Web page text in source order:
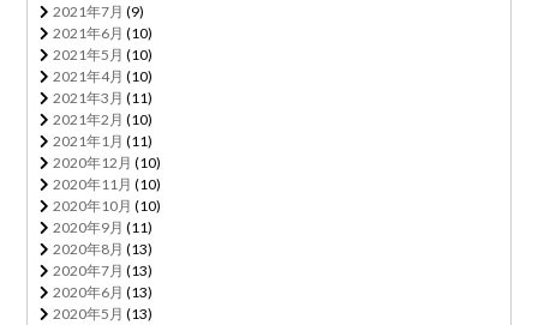
2021年7月 (9)
2021年6月 (10)
2021年5月 (10)
2021年4月 (10)
2021年3月 (11)
2021年2月 (10)
2021年1月 (11)
2020年12月 (10)
2020年11月 (10)
2020年10月 (10)
2020年9月 (11)
2020年8月 (13)
2020年7月 (13)
2020年6月 (13)
2020年5月 (13)